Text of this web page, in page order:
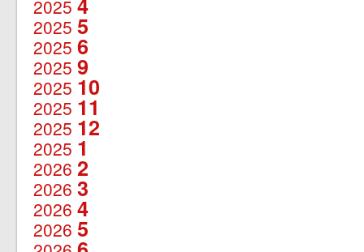
2025
2025 5
2025 6
2025 9
2025 10
2025 11
2025 12
2025 1
2026 2
2026 3
2026 4
2026 5